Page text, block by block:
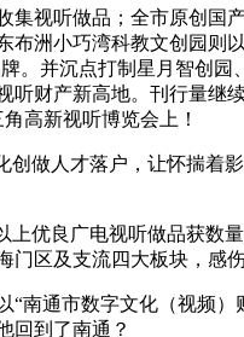
听做品；全市原创国
洲小巧湾科教文创园则
。并沉点打制星月智创
听财产新高地。刊行量
高新视听博览会上！
人才落户，让怀揣着
良广电视听做品获数
区及支流四大板块，感
通市数字文化（视频）
回到了南通？